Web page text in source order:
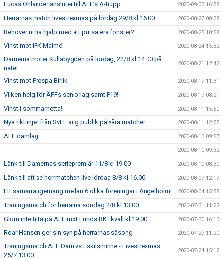
Lucas Ohlander ansluter till ÄFF’s A-trupp 2020-09-03 16:58
Herrarnas match livestreamas på lördag 29/8 kl 16.00 2020-08-27 08:38
Behöver ni ha hjälp med att putsa era fönster? 2020-08-25 10:58
Vinst mot IFK Malmö 2020-08-24 15:32
Damerna möter Kullabygden på lördag, 22/8 kl 14.00 på
nätet
2020-08-21 12:42
Vinst mot Prespa Birlik 2020-08-17 11:31
Vilken helg för ÄFFs seniorlag samt P19! 2020-08-17 08:21
Vinst i sommarhetta! 2020-08-11 15:50
Nya riktlinjer från SvFF ang publik på våra matcher 2020-08-11 12:55
ÄFF damlag 2020-08-10 09:57
2020-08-10 09:32
Länk till Damernas seriepremiär 11/8 kl 19.00 2020-08-10 08:30
Länk till att se herrmatchen live lördag 8/8 kl 16.00 2020-08-07 12:17
Ett samarrangemang mellan 6 olika föreningar i Ängelholm! 2020-08-04 15:58
Träningsmatch för herrarna söndag 2/8 kl 13.00 2020-07-31 11:22
Glöm inte titta på ÄFF mot Lunds BK i kväll kl 19:00 2020-07-30 16:13
Roar Hansen ger sin syn på herrarnas säsong 2020-07-27 11:20
Träningsmatch ÄFF Dam vs Eskilsminne - Livestreamas
25/7 13:00
2020-07-24 15:12